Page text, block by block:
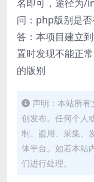
名即可，途径为/
问：php版别是否
答：本项目建立
置时发现不能正
的版别
声明：本站所
创发布。任何个人
制、盗用、采集、
体平台。如若本站
们进行处理。